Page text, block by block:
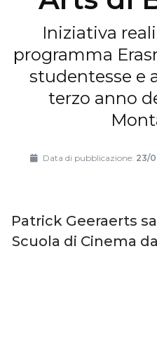
Iniziativa
programma
studentesse e
terzo anno
Data di pubblicazione: 23/
Patrick Geeraerts
Scuola di Cinema